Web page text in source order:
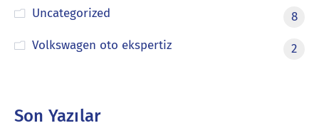
Uncategorized
8
Volkswagen oto ekspertiz
2
Son Yazılar